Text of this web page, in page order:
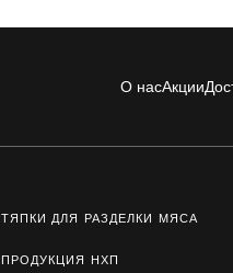
О насАкции
ТЯПКИ ДЛЯ РАЗДЕЛКИ МЯСА
ПРОДУКЦИЯ НХП